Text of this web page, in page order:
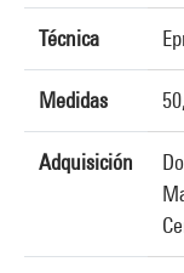
Técnica
Medidas
Adquisición